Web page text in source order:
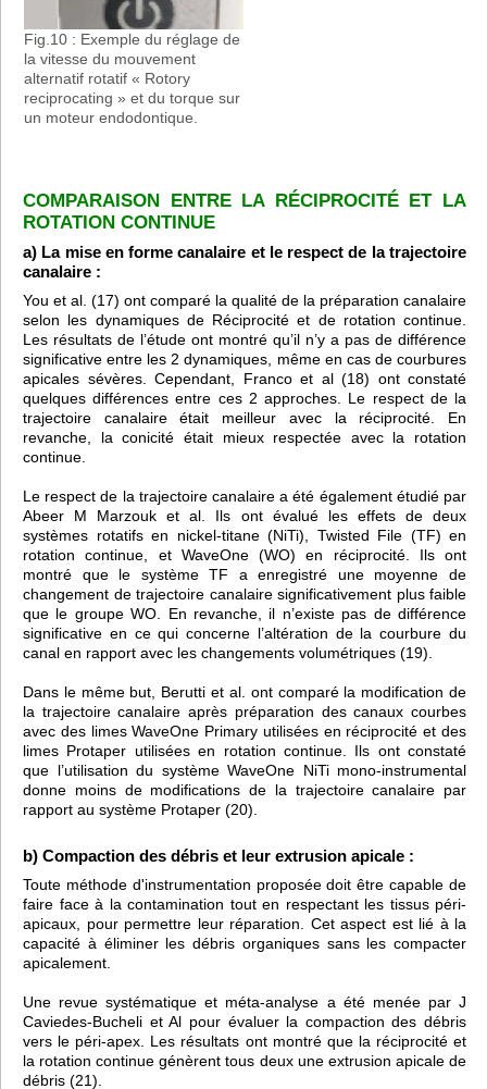
Fig.10 : Exemple du réglage de
la vitesse du mouvement
alternatif rotatif « Rotory
reciprocating » et du torque sur
un moteur endodontique.
COMPARAISON ENTRE LA RÉCIPROCITÉ ET LA
ROTATION CONTINUE
a) La mise en forme canalaire et le respect de la trajectoire
canalaire :
You et al. (17) ont comparé la qualité de la préparation canalaire
selon les dynamiques de Réciprocité et de rotation continue.
Les résultats de l’étude ont montré qu’il n’y a pas de différence
significative entre les 2 dynamiques, même en cas de courbures
apicales sévères. Cependant, Franco et al (18) ont constaté
quelques différences entre ces 2 approches. Le respect de la
trajectoire canalaire était meilleur avec la réciprocité. En
revanche, la conicité était mieux respectée avec la rotation
continue.
Le respect de la trajectoire canalaire a été également étudié par
Abeer M Marzouk et al. Ils ont évalué les effets de deux
systèmes rotatifs en nickel-titane (NiTi), Twisted File (TF) en
rotation continue, et WaveOne (WO) en réciprocité. Ils ont
montré que le système TF a enregistré une moyenne de
changement de trajectoire canalaire significativement plus faible
que le groupe WO. En revanche, il n’existe pas de différence
significative en ce qui concerne l’altération de la courbure du
canal en rapport avec les changements volumétriques (19).
Dans le même but, Berutti et al. ont comparé la modification de
la trajectoire canalaire après préparation des canaux courbes
avec des limes WaveOne Primary utilisées en réciprocité et des
limes Protaper utilisées en rotation continue. Ils ont constaté
que l’utilisation du système WaveOne NiTi mono-instrumental
donne moins de modifications de la trajectoire canalaire par
rapport au système Protaper (20).
b) Compaction des débris et leur extrusion apicale :
Toute méthode d'instrumentation proposée doit être capable de
faire face à la contamination tout en respectant les tissus péri-
apicaux, pour permettre leur réparation. Cet aspect est lié à la
capacité à éliminer les débris organiques sans les compacter
apicalement.
Une revue systématique et méta-analyse a été menée par J
Caviedes-Bucheli et Al pour évaluer la compaction des débris
vers le péri-apex. Les résultats ont montré que la réciprocité et
la rotation continue génèrent tous deux une extrusion apicale de
débris (21).